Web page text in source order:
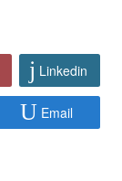
Linkedin
Email